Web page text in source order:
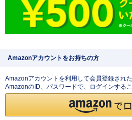
Amazonアカウントをお持ちの方
Amazonアカウントを利用して会員登録された
AmazonのID、パスワードで、ログインするこ